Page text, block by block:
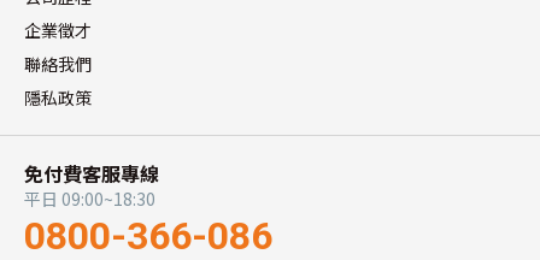
企業徵才
聯絡我們
隱私政策
免付費客服專線
平日 09:00~18:30
0800-366-086